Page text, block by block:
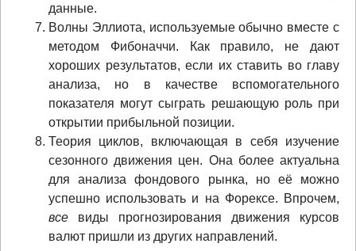
данные.
Волны Эллиота, используемые обычно вместе с
методом Фибоначчи. Как правило, не дают
хороших результатов, если их ставить во главу
анализа, но в качестве вспомогательного
показателя могут сыграть решающую роль при
открытии прибыльной позиции.
Теория циклов, включающая в себя изучение
сезонного движения цен. Она более актуальна
для анализа фондового рынка, но её можно
успешно использовать и на Форексе. Впрочем,
все виды прогнозирования движения курсов
валют пришли из других направлений.